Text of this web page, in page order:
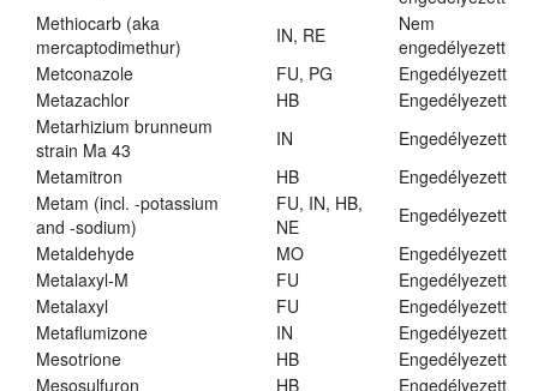
Methiocarb (aka
mercaptodimethur)
IN, RE
Nem
engedélyezett
Metconazole
FU, PG
Engedélyezett
Metazachlor
HB
Engedélyezett
Metarhizium brunneum
strain Ma 43
IN
Engedélyezett
Metamitron
HB
Engedélyezett
Metam (incl. -potassium
and -sodium)
FU, IN, HB,
NE
Engedélyezett
Metaldehyde
MO
Engedélyezett
Metalaxyl-M
FU
Engedélyezett
Metalaxyl
FU
Engedélyezett
Metaflumizone
IN
Engedélyezett
Mesotrione
HB
Engedélyezett
Mesosulfuron
HB
Engedélyezett